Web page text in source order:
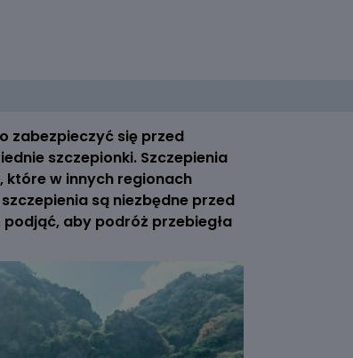
zabezpieczyć się przed
szczepionki. Szczepienia
w innych regionach
są niezbędne przed
aby podróż przebiegła